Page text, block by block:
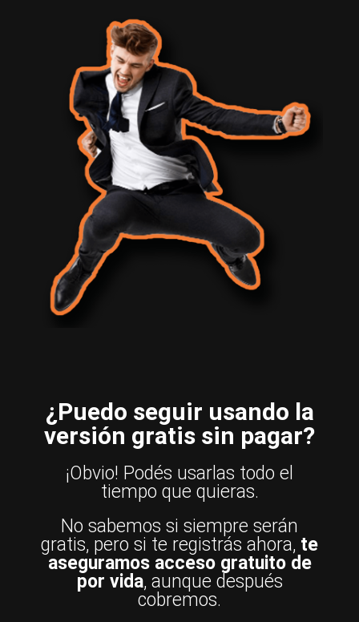
¿Puedo seguir usando la
versión gratis sin pagar?
¡Obvio! Podés usarlas todo el
tiempo que quieras.
No sabemos si siempre serán
gratis, pero si te registrás ahora, te
aseguramos acceso gratuito de
por vida, aunque después
cobremos.